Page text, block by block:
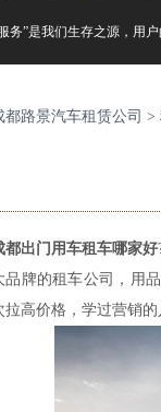
”是我们生存之源，用户
都路景汽车租赁公司 >
都出门用车租车哪家好
品牌的租车公司，用
拉高价格，学过营销